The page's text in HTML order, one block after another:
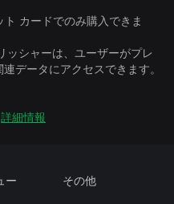
カードでのみ購入できま
ッシャーは、ユーザーがプレ
データにアクセスできます。
詳細情報
ー その他